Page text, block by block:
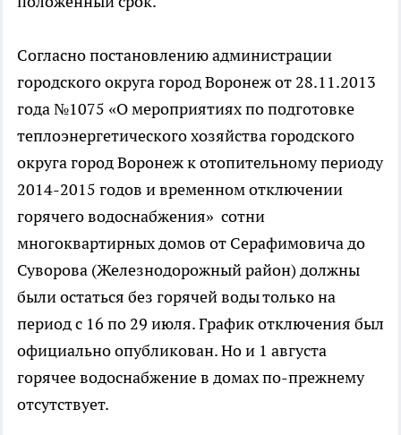
Согласно постановлению администрации
городского округа город Воронеж от 28.11.2013
года №1075 «О мероприятиях по подготовке
теплоэнергетического хозяйства городского
округа город Воронеж к отопительному периоду
2014-2015 годов и временном отключении
горячего водоснабжения» сотни
многоквартирных домов от Серафимовича до
Суворова (Железнодорожный район) должны
были остаться без горячей воды только на
период с 16 по 29 июля. График отключения был
официально опубликован. Но и 1 августа
горячее водоснабжение в домах по-прежнему
отсутствует.